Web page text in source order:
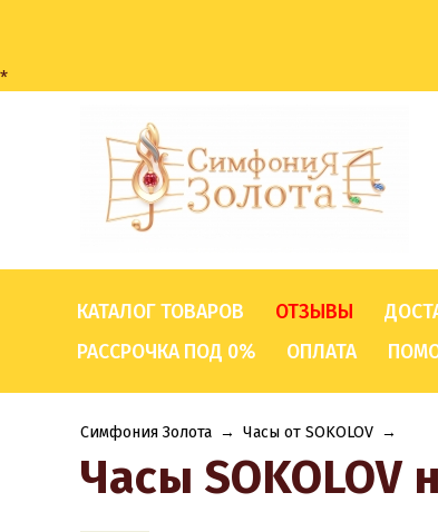
*
КАТАЛОГ ТОВАРОВ ОТЗЫВЫ
РАССРОЧКА ПОД 0%
ОПЛАТА
Симфония Золота → Часы от SOKOLOV →
Часы